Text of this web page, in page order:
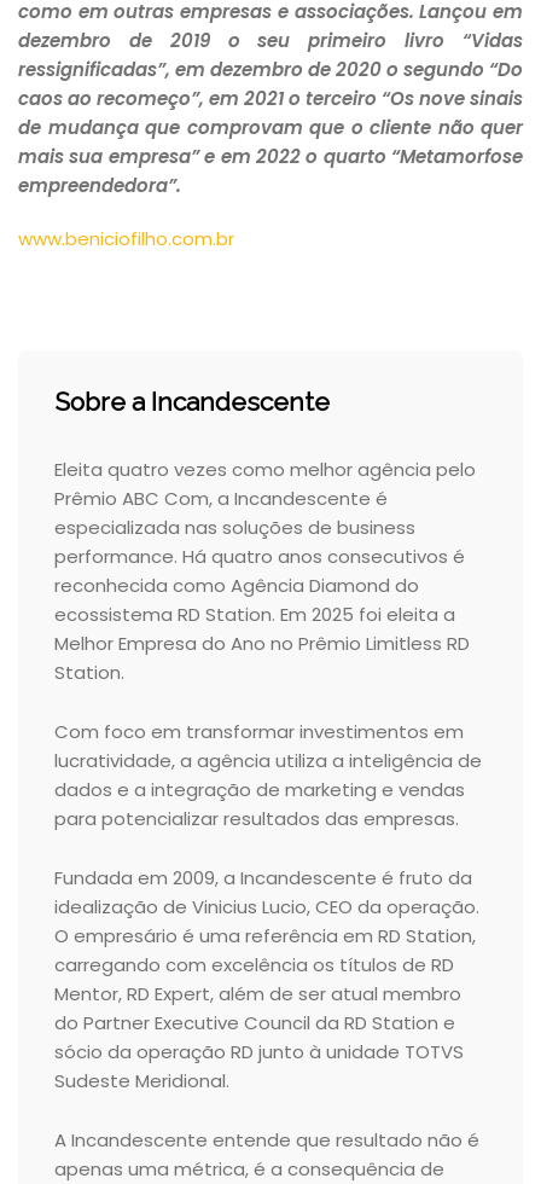
como em outras empresas e associações. Lançou em
dezembro de 2019 o seu primeiro livro “Vidas
ressignificadas”, em dezembro de 2020 o segundo “Do
caos ao recomeço”, em 2021 o terceiro “Os nove sinais
de mudança que comprovam que o cliente não quer
mais sua empresa” e em 2022 o quarto “Metamorfose
empreendedora”.
www.beniciofilho.com.br
Sobre a Incandescente
Eleita quatro vezes como melhor agência pelo
Prêmio ABC Com, a Incandescente é
especializada nas soluções de business
performance. Há quatro anos consecutivos é
reconhecida como Agência Diamond do
ecossistema RD Station. Em 2025 foi eleita a
Melhor Empresa do Ano no Prêmio Limitless RD
Station.
Com foco em transformar investimentos em
lucratividade, a agência utiliza a inteligência de
dados e a integração de marketing e vendas
para potencializar resultados das empresas.
Fundada em 2009, a Incandescente é fruto da
idealização de Vinicius Lucio, CEO da operação.
O empresário é uma referência em RD Station,
carregando com excelência os títulos de RD
Mentor, RD Expert, além de ser atual membro
do Partner Executive Council da RD Station e
sócio da operação RD junto à unidade TOTVS
Sudeste Meridional.
A Incandescente entende que resultado não é
apenas uma métrica, é a consequência de